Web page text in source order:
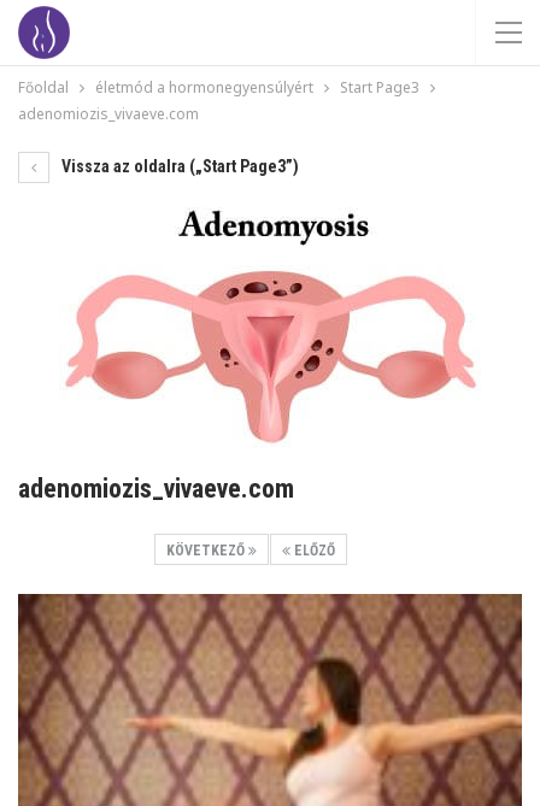
Főoldal életmód a hormonegyensúlyért
Start Page3
adenomiozis_vivaeve.com
Vissza az oldalra („Start Page3”)
adenomiozis_vivaeve.com
KÖVETKEZŐ ELŐZŐ